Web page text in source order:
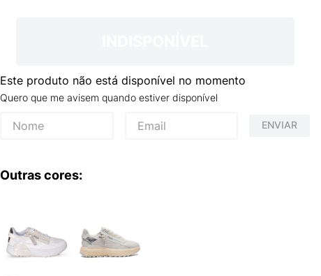
Este produto não está disponível no momento
Quero que me avisem quando estiver disponível
ENVIAR
Outras cores: